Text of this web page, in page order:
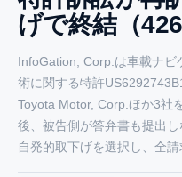
げで終結（426
InfoGation, Corp.は車載ナビ
術に関する特許
Toyota Motor, Corp.ほか3社
後、被告側が答弁書も提出
自発的取下げを選択し、全請